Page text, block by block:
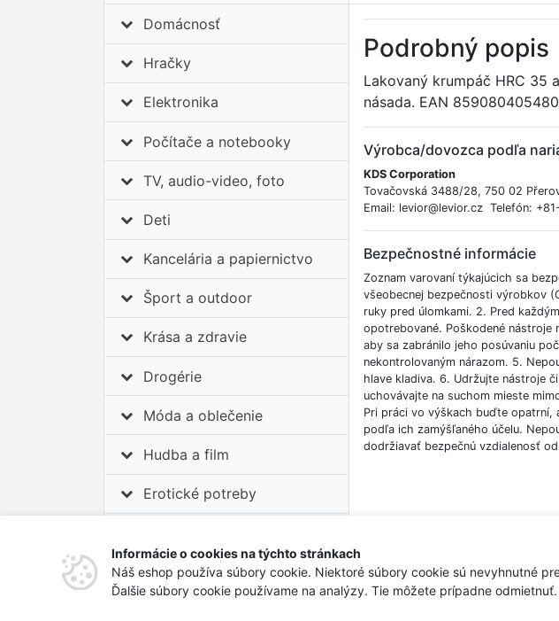
Domácnosť
Hračky
Elektronika
Počítače a notebooky
TV, audio-video, foto
Deti
Kancelária a papiernictvo
Šport a outdoor
Krása a zdravie
Drogérie
Móda a oblečenie
Hudba a film
Erotické potreby
Tipy na darčeky
Podrobný popis
Lakovaný krumpáč HRC 35
násada. EAN
Výrobca/dovozca podľa
KDS Corporation
Tovačovská 3488/28, 750 02
Email: levior@levior.cz Telefón:
Bezpečnostné informácie
Zoznam varovaní týkajúcich sa
všeobecnej bezpečnosti výrobkov
ruky pred úlomkami. 2. Pred
opotrebované. Poškodené nástroje
aby sa zabránilo jeho posúvaniu
nekontrolovaným nárazom. 5.
hlave kladiva. 6. Udržujte nástroje
uchovávajte na suchom mieste
Pri práci vo výškach buďte opatrní,
podľa ich zamýšľaného účelu.
dodržiavať bezpečnú vzdialenosť
Informácie o cookies na týchto stránkach
Náš eshop používa súbory cookie. Niektoré súbory cookie sú nevyhnutné
Ďalšie súbory cookie používame na analýzy. Tie môžete prípadne odmietnuť.